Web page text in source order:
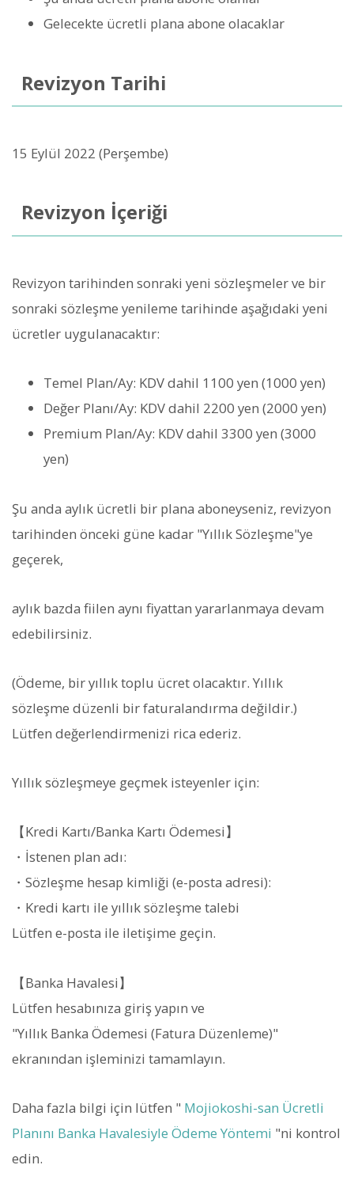
Gelecekte ücretli plana abone olacaklar
Revizyon Tarihi
15 Eylül 2022 (Perşembe)
Revizyon İçeriği
Revizyon tarihinden sonraki yeni sözleşmeler ve bir
sonraki sözleşme yenileme tarihinde aşağıdaki yeni
ücretler uygulanacaktır:
Temel Plan/Ay: KDV dahil 1100 yen (1000 yen)
Değer Planı/Ay: KDV dahil 2200 yen (2000 yen)
Premium Plan/Ay: KDV dahil 3300 yen (3000
yen)
Şu anda aylık ücretli bir plana aboneyseniz, revizyon
tarihinden önceki güne kadar "Yıllık Sözleşme"ye
geçerek,
aylık bazda fiilen aynı fiyattan yararlanmaya devam
edebilirsiniz.
(Ödeme, bir yıllık toplu ücret olacaktır. Yıllık
sözleşme düzenli bir faturalandırma değildir.)
Lütfen değerlendirmenizi rica ederiz.
Yıllık sözleşmeye geçmek isteyenler için:
【Kredi Kartı/Banka Kartı Ödemesi】
・İstenen plan adı:
・Sözleşme hesap kimliği (e-posta adresi):
・Kredi kartı ile yıllık sözleşme talebi
Lütfen e-posta ile iletişime geçin.
【Banka Havalesi】
Lütfen hesabınıza giriş yapın ve
"Yıllık Banka Ödemesi (Fatura Düzenleme)"
ekranından işleminizi tamamlayın.
Daha fazla bilgi için lütfen " Mojiokoshi-san Ücretli
Planını Banka Havalesiyle Ödeme Yöntemi "ni kontrol
edin.